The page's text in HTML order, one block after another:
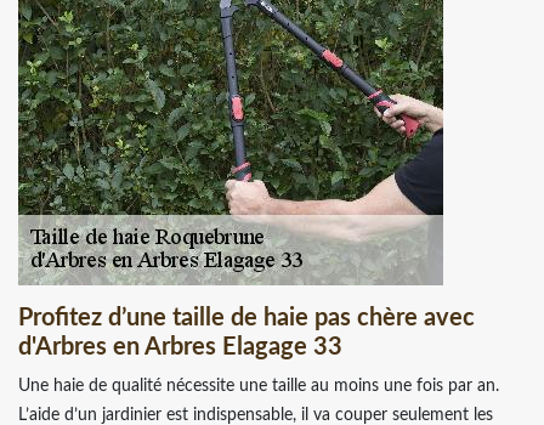
Profitez d’une taille de haie pas chère avec
d'Arbres en Arbres Elagage 33
Une haie de qualité nécessite une taille au moins une fois par an.
L’aide d’un jardinier est indispensable, il va couper seulement les